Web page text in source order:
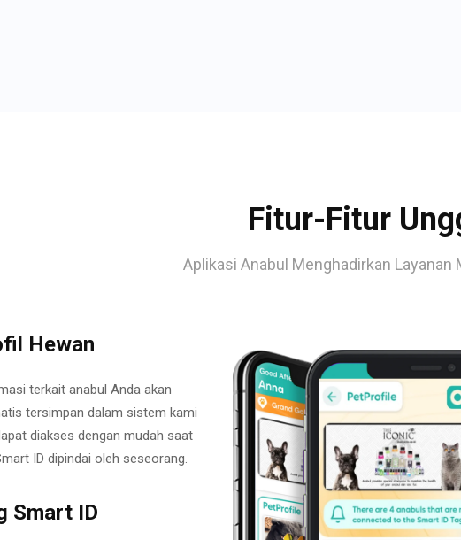
Fitur-Fitur
Aplikasi Anabul Menghadirkan Layanan
Hewan
terkait anabul Anda akan
tersimpan dalam sistem kami
diakses dengan mudah saat
ID dipindai oleh seseorang.
Smart ID